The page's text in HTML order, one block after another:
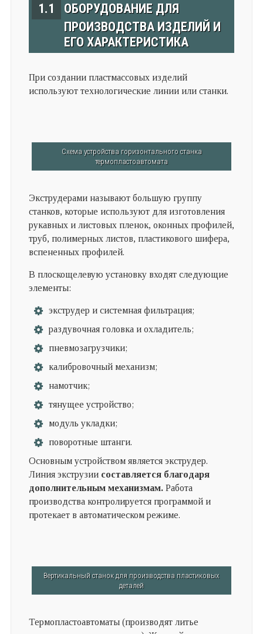
1.1
ОБОРУДОВАНИЕ ДЛЯ
ПРОИЗВОДСТВА ИЗДЕЛИЙ И
ЕГО ХАРАКТЕРИСТИКА
При создании пластмассовых изделий
используют технологические линии или станки.
Схема устройства горизонтального станка
термопластоавтомата
Экструдерами называют большую группу
станков, которые используют для изготовления
рукавных и листовых пленок, оконных профилей,
труб, полимерных листов, пластикового шифера,
вспененных профилей.
В плоскощелевую установку входят следующие
элементы:
экструдер и системная фильтрация;
раздувочная головка и охладитель;
пневмозагрузчики;
калибровочный механизм;
намотчик;
тянущее устройство;
модуль укладки;
поворотные штанги.
Основным устройством является экструдер.
Линия экструзии составляется благодаря
дополнительным механизмам.Работа
производства контролируется программой и
протекает в автоматическом режиме.
Вертикальный станок для производства пластиковых
деталей
Термопластоавтоматы (производят литье